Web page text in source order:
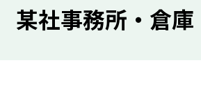
某社事務所・倉庫